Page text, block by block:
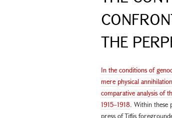
THE
In the conditions of
mere physical
comparative analysis of
1915–1918. Within these
press of Tiflis